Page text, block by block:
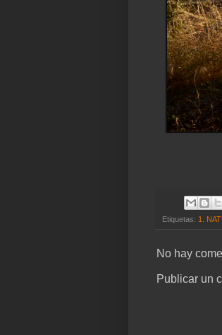
Etiquetas: 1.
No hay
Publicar un